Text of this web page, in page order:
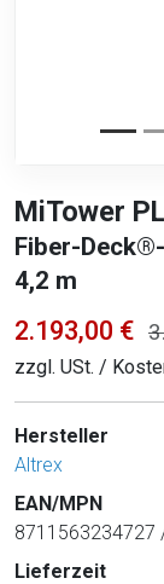
MiTower
Fiber-
4,2 m
2.193,00 €
zzgl. USt. /
Hersteller
Altrex
EAN/MPN
8711563234727
Lieferzeit